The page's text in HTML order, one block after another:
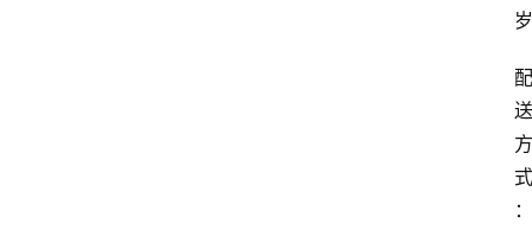
岁
配
送
方
式
：